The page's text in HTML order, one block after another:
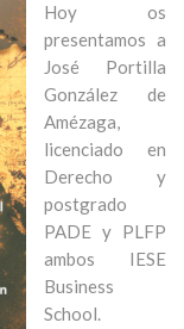
Hoy os
presentamos a
José Portilla
González de
Amézaga,
licenciado en
Derecho y
postgrado
PADE y PLFP
ambos IESE
Business
School.